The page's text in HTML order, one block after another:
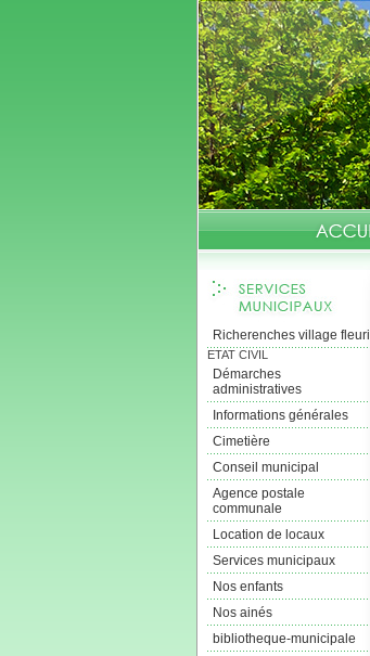
Richerenches village fleuri
ETAT CIVIL
Démarches
administratives
Informations générales
Cimetière
Conseil municipal
Agence postale
communale
Location de locaux
Services municipaux
Nos enfants
Nos ainés
bibliotheque-municipale